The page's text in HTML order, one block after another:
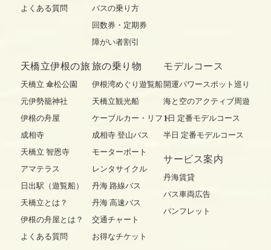
よくある質問
バスの乗り方
回数券・定期券
障がい者割引
天橋立伊根の旅
天橋立 傘松公園
元伊勢籠神社
伊根の舟屋
成相寺
天橋立 智恩寺
アマテラス
日出駅（遊覧船）
天橋立とは？
伊根の舟屋とは？
よくある質問
旅の乗り物
伊根湾めぐり遊覧船
天橋立観光船
ケーブルカー・リフト
成相寺 登山バス
モーターボート
レンタサイクル
丹海 路線バス
丹海 高速バス
交通チャート
お得なチケット
モデルコース
開運パワースポット巡り
海と空のアクティブ周遊
1日 定番モデルコース
半日 定番モデルコース
サービス案内
丹海賃貸
バス車両広告
パンフレット